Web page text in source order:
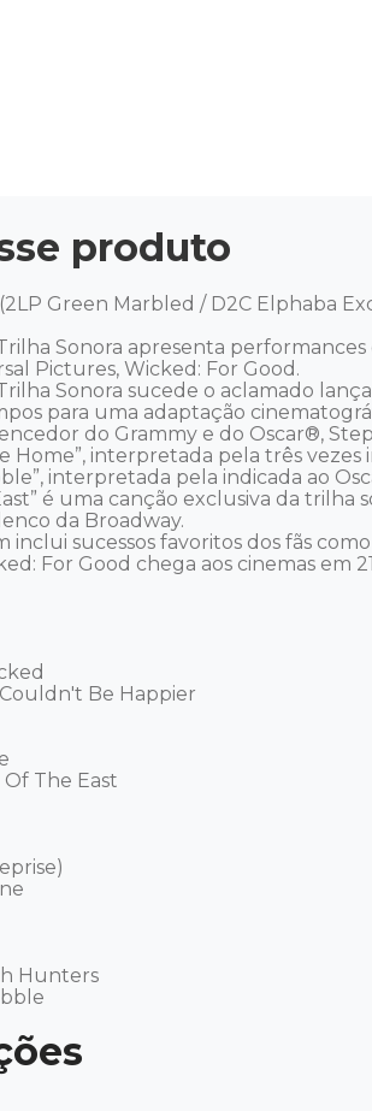
produto
Green Marbled / D2C Elphaba
Sonora apresenta
Pictures, Wicked: For Good.
Sonora sucede o aclamado
para uma adaptação
do Grammy e do Oscar®,
Home”, interpretada pela três
interpretada pela indicada ao
é uma canção exclusiva da
da Broadway.
sucessos favoritos dos fãs como
For Good chega aos cinemas em
Be Happier
The East
Hunters